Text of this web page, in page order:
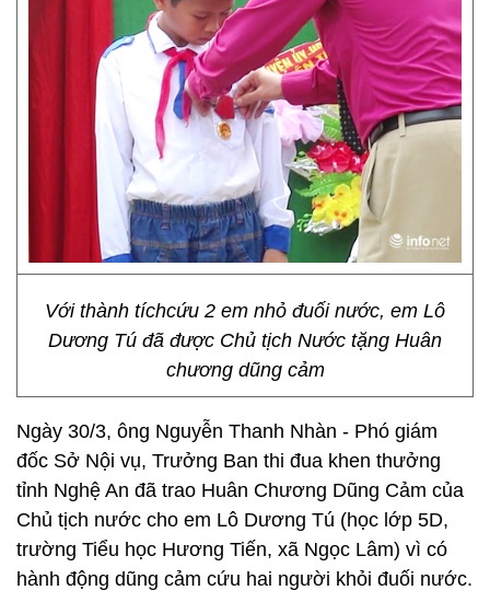
Với thành tíchcứu 2 em nhỏ đuối nước, em Lô
Dương Tú đã được Chủ tịch Nước tặng Huân
chương dũng cảm
Ngày 30/3, ông Nguyễn Thanh Nhàn - Phó giám
đốc Sở Nội vụ, Trưởng Ban thi đua khen thưởng
tỉnh Nghệ An đã trao Huân Chương Dũng Cảm của
Chủ tịch nước cho em Lô Dương Tú (học lớp 5D,
trường Tiểu học Hương Tiến, xã Ngọc Lâm) vì có
hành động dũng cảm cứu hai người khỏi đuối nước.